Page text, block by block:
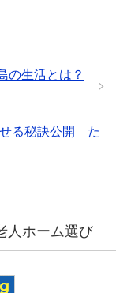
の生活とは？
る秘訣公開 た
人ホーム選び